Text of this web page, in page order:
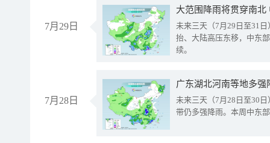
7月29日
大范围降雨将贯穿南
未来三天（7月29日至31
抬、大陆高压东移，中东
续。
7月28日
广东湖北河南等地多
未来三天（7月28日至30
带仍多强降雨。本周中东